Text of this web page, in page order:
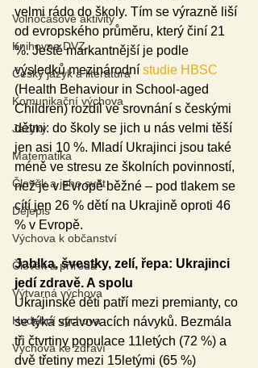
Volnočasové aktivity
Knihovna DVZ
Český jazyk a literatura
Komunikační výchova
Jazyky
Matematika
Člověk a jeho svět
Dějepis
Výchova k občanství
Člověk a příroda
Výtvarná výchova
Hudební výchova
Výchova ke zdraví
velmi rádo do školy. Tím se výrazně liší
od evropského průměru, který činí 21
%. Ještě markantnější je podle
výsledků mezinárodní studie HBSC
(Health Behaviour in School-aged
Children) rozdíl ve srovnání s českými
dětmi: do školy se jich u nás velmi těší
jen asi 10 %. Mladí Ukrajinci jsou také
méně ve stresu ze školních povinností,
než je v Evropě běžné – pod tlakem se
cítí jen 26 % dětí na Ukrajině oproti 46
% v Evropě.
Jablka, švestky, zelí, řepa: Ukrajinci
jedí zdravě. A spolu
Ukrajinské děti patří mezi premianty, co
se týká stravovacích návyků. Bezmála
tři čtvrtiny populace 11letých (72 %) a
dvě třetiny mezi 15letými (65 %)